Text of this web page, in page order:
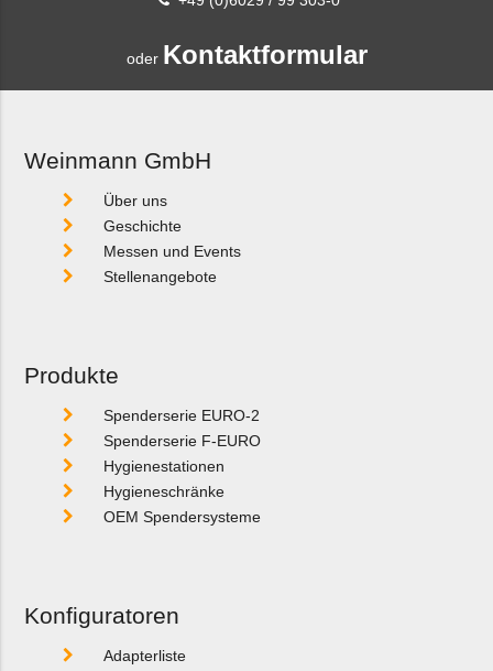
oder Kontaktformular
Weinmann GmbH
Über uns
Geschichte
Messen und Events
Stellenangebote
Produkte
Spenderserie EURO-2
Spenderserie F-EURO
Hygienestationen
Hygieneschränke
OEM Spendersysteme
Konfiguratoren
Adapterliste